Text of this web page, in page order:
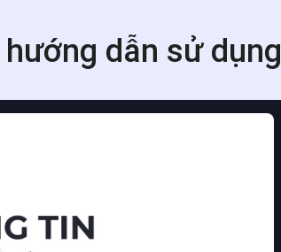
hướng dẫn sử dụng